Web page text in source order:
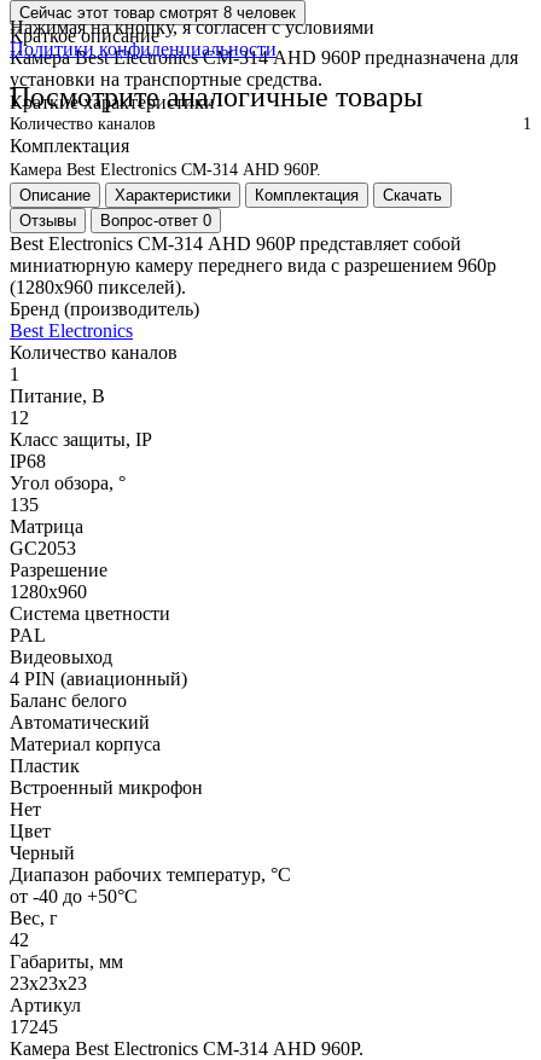
Нажимая на кнопку, я согласен с условиями
Политики конфиденциальности
Посмотрите аналогичные товары
Сейчас этот товар смотрят 8 человек
Краткое описание
Камера Best Electronics СМ-314 AHD 960P предназначена для
установки на транспортные средства.
Краткие характеристики
Количество каналов 1
Комплектация
Камера Best Electronics СМ-314 AHD 960P.
Описание
Характеристики Комплектация
Скачать
Отзывы
Вопрос-ответ 0
Best Electronics СМ-314 AHD 960P представляет собой
миниатюрную камеру переднего вида с разрешением 960p
(1280x960 пикселей).
Бренд (производитель)
Best Electronics
Количество каналов
1
Питание, В
12
Класс защиты, IP
IP68
Угол обзора, °
135
Матрица
GC2053
Разрешение
1280x960
Система цветности
PAL
Видеовыход
4 PIN (авиационный)
Баланс белого
Автоматический
Материал корпуса
Пластик
Встроенный микрофон
Нет
Цвет
Черный
Диапазон рабочих температур, °С
от -40 до +50°С
Вес, г
42
Габариты, мм
23х23х23
Артикул
17245
Камера Best Electronics СМ-314 AHD 960P.